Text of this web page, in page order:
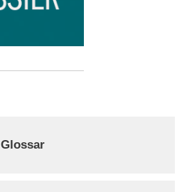
Glossar